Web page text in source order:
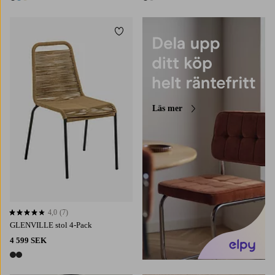
3 färger 2 färger
GLENVILLE stol 4-Pack
4 599 SEK
2 färger
4,0 baserat på 7 st betyg
4,0 (7)
Lägg till i favoriter
Läs mer